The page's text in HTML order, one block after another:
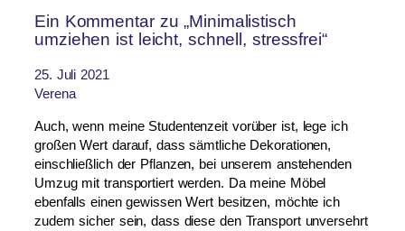
Ein Kommentar zu „Minimalistisch
umziehen ist leicht, schnell, stressfrei“
25. Juli 2021
Verena
Auch, wenn meine Studentenzeit vorüber ist, lege ich
großen Wert darauf, dass sämtliche Dekorationen,
einschließlich der Pflanzen, bei unserem anstehenden
Umzug mit transportiert werden. Da meine Möbel
ebenfalls einen gewissen Wert besitzen, möchte ich
zudem sicher sein, dass diese den Transport unversehrt